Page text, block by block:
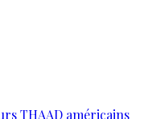
THAAD américains